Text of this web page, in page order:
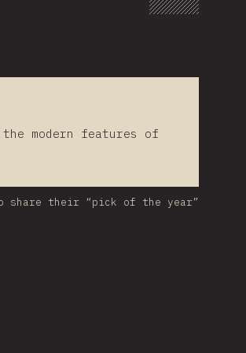
modern features of
to share their “pick of the year”